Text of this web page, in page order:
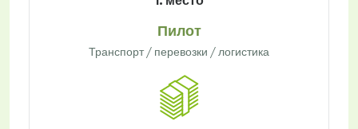
Пилот
Транспорт / перевозки / логистика